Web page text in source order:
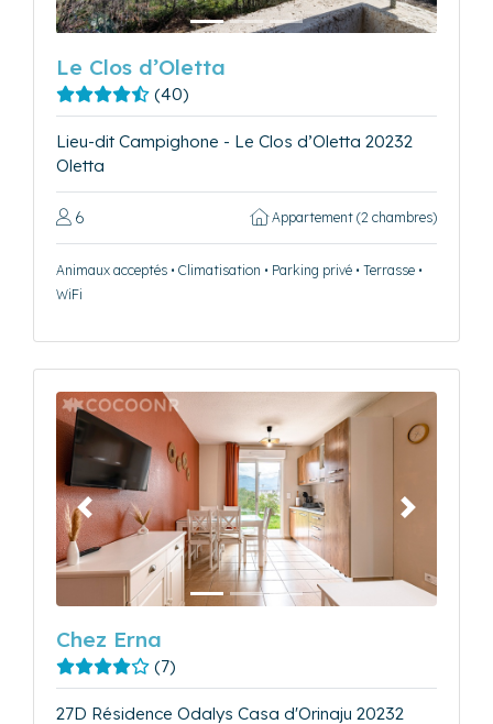
Le Clos d’Oletta
(40)
Lieu-dit Campighone - Le Clos d’Oletta 20232
Oletta
6 Appartement (2 chambres)
Animaux acceptés • Climatisation • Parking privé • Terrasse •
WiFi
Précédent Suivant
Chez Erna
(7)
27D Résidence Odalys Casa d'Orinaju 20232